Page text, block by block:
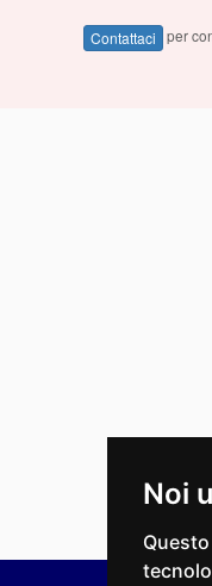
Noi
Contattaci per